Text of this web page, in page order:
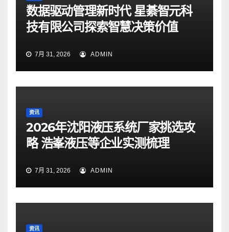
数据驱动管理新时代 星綦智元科
技有限公司探索智慧决策价值
7月 31, 2026 ADMIN
资讯
2026年沈阳液压系统厂家挑选攻
略 浩峯液压等企业实测梳理
7月 31, 2026 ADMIN
资讯